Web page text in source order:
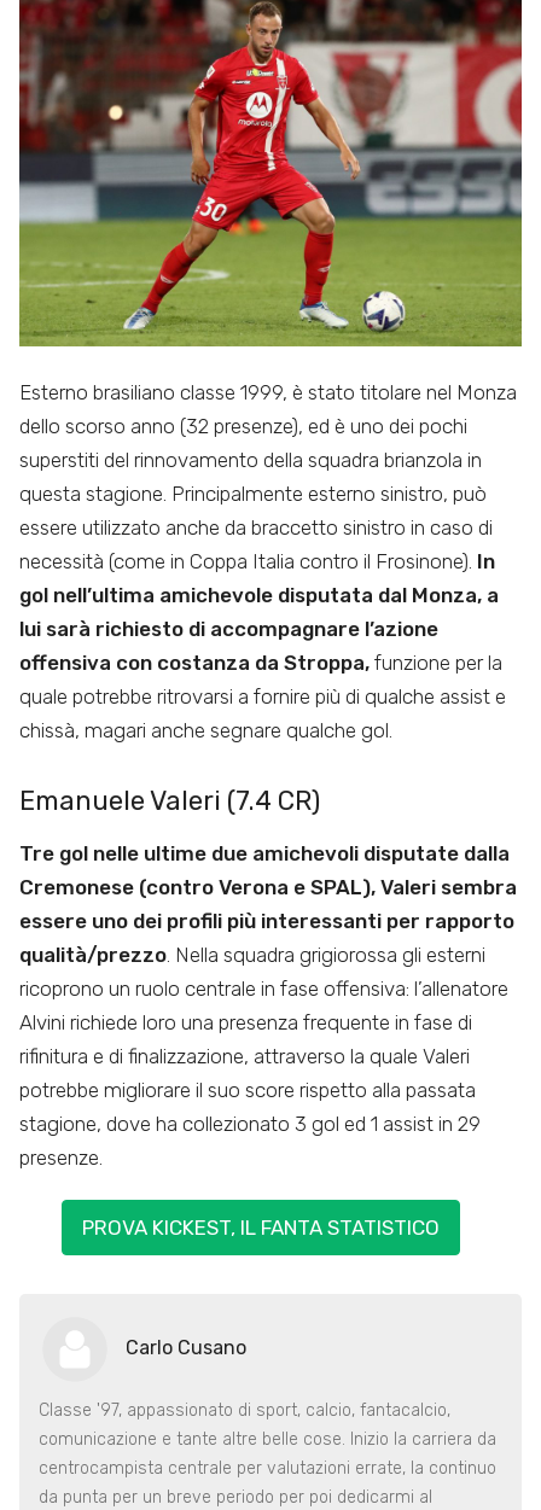
Esterno brasiliano classe 1999, è stato titolare nel Monza
dello scorso anno (32 presenze), ed è uno dei pochi
superstiti del rinnovamento della squadra brianzola in
questa stagione. Principalmente esterno sinistro, può
essere utilizzato anche da braccetto sinistro in caso di
necessità (come in Coppa Italia contro il Frosinone). In
gol nell’ultima amichevole disputata dal Monza, a
lui sarà richiesto di accompagnare l’azione
offensiva con costanza da Stroppa, funzione per la
quale potrebbe ritrovarsi a fornire più di qualche assist e
chissà, magari anche segnare qualche gol.
Emanuele Valeri (7.4 CR)
Tre gol nelle ultime due amichevoli disputate dalla
Cremonese (contro Verona e SPAL), Valeri sembra
essere uno dei profili più interessanti per rapporto
qualità/prezzo . Nella squadra grigiorossa gli esterni
ricoprono un ruolo centrale in fase offensiva: l’allenatore
Alvini richiede loro una presenza frequente in fase di
rifinitura e di finalizzazione, attraverso la quale Valeri
potrebbe migliorare il suo score rispetto alla passata
stagione, dove ha collezionato 3 gol ed 1 assist in 29
presenze.
PROVA KICKEST, IL FANTA STATISTICO
Carlo Cusano
Classe '97, appassionato di sport, calcio, fantacalcio,
comunicazione e tante altre belle cose. Inizio la carriera da
centrocampista centrale per valutazioni errate, la continuo
da punta per un breve periodo per poi dedicarmi al